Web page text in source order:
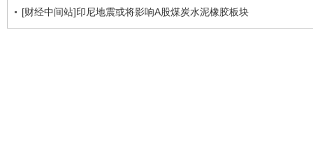
[财经中间站]印尼地震或将影响A股煤炭水泥橡胶板块